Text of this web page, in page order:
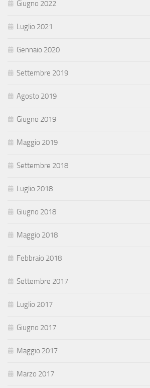
Giugno 2022
Luglio 2021
Gennaio 2020
Settembre 2019
Agosto 2019
Giugno 2019
Maggio 2019
Settembre 2018
Luglio 2018
Giugno 2018
Maggio 2018
Febbraio 2018
Settembre 2017
Luglio 2017
Giugno 2017
Maggio 2017
Marzo 2017